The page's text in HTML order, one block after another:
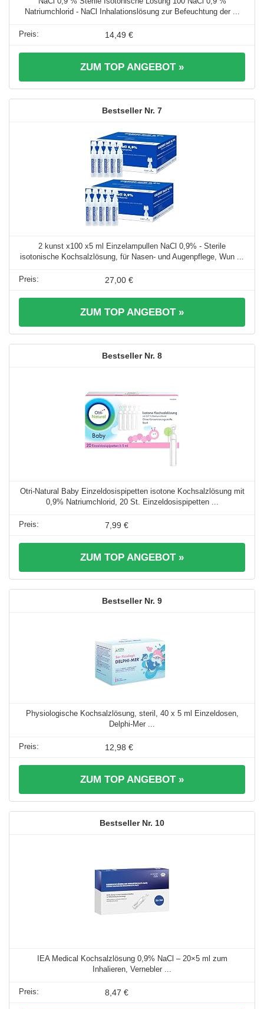
Natriumchlorid - NaCl Inhalationslösung zur Befeuchtung der ...
14,49 €
ZUM TOP ANGEBOT »
7
2 kunst x100 x5 ml Einzelampullen NaCl 0,9% - Sterile
isotonische Kochsalzlösung, für Nasen- und Augenpflege, Wun ...
27,00 €
ZUM TOP ANGEBOT »
8
Otri-Natural Baby Einzeldosispipetten isotone Kochsalzlösung mit
0,9% Natriumchlorid, 20 St. Einzeldosispipetten ...
7,99 €
ZUM TOP ANGEBOT »
9
Physiologische Kochsalzlösung, steril, 40 x 5 ml Einzeldosen,
Delphi-Mer ...
12,98 €
ZUM TOP ANGEBOT »
10
IEA Medical Kochsalzlösung 0,9% NaCl – 20×5 ml zum
Inhalieren, Vernebler ...
8,47 €